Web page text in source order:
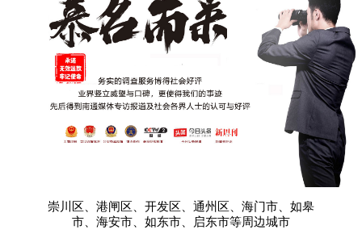
崇川区、港闸区、开发区、通州区、海门市、如皋
市、海安市、如东市、启东市等周边城市